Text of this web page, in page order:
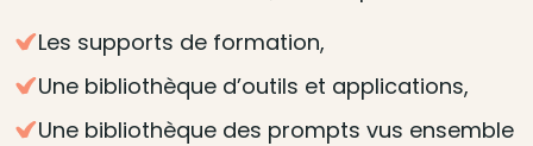
Les supports de formation,
Une bibliothèque d’outils et applications,
Une bibliothèque des prompts vus ensemble